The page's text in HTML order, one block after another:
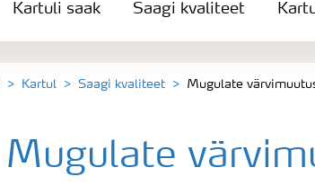
Kartuli saak Saagi kvaliteet
Kartul Saagi kvaliteet Mugulate
Mugulate